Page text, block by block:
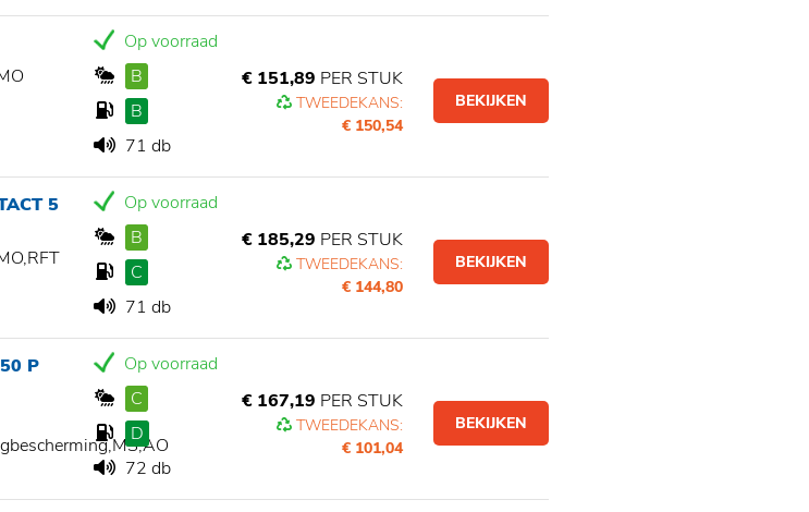
Op voorraad
B
B
71 db
€ 151,89 PER STUK
TWEEDEKANS:
€ 150,54
BEKIJKEN
5
Op voorraad
B
C
71 db
€ 185,29 PER STUK
TWEEDEKANS:
€ 144,80
BEKIJKEN
P
Op voorraad
C
D
72 db
€ 167,19 PER STUK
TWEEDEKANS:
€ 101,04
BEKIJKEN